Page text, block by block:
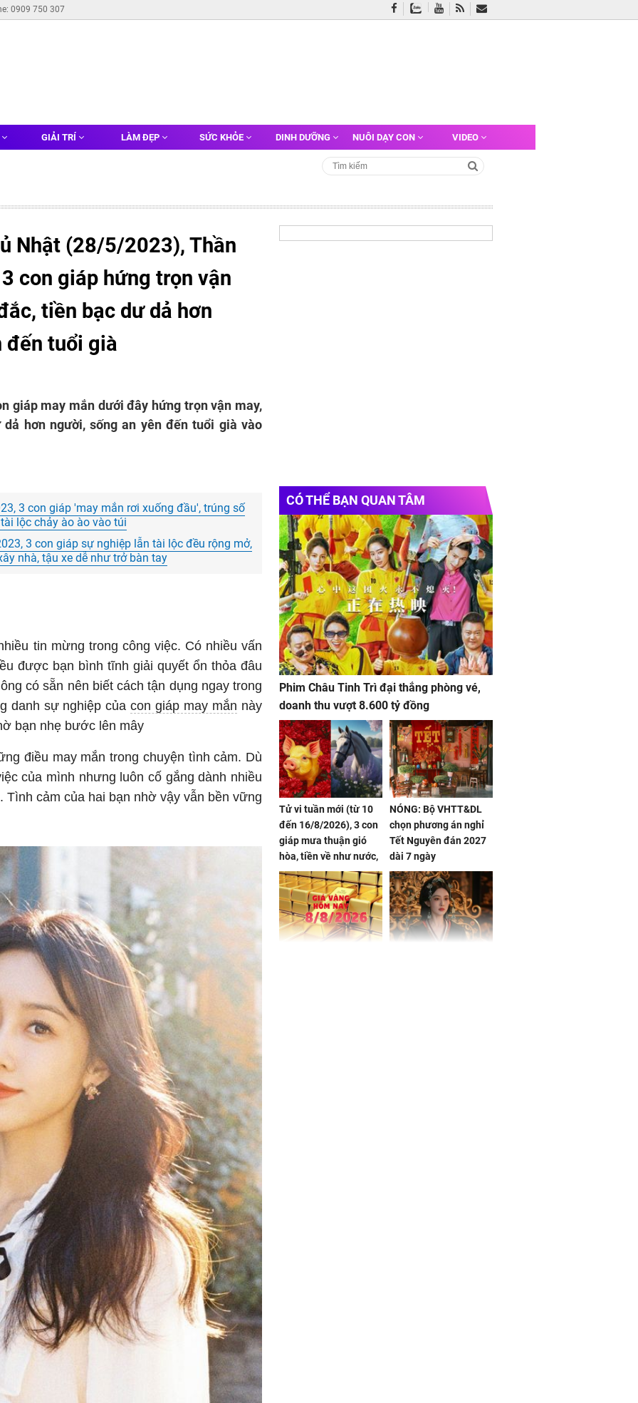
0909 750 307
GIẢI TRÍ LÀM ĐẸP SỨC KHỎE DINH DƯỠNG NUÔI DẠY CON VIDEO
Nhật (28/5/2023), Thần
con giáp hứng trọn vận
tiền bạc dư dả hơn
đến tuổi già
giáp may mắn dưới đây hứng trọn vận may,
hơn người, sống an yên đến tuổi già vào
3 con giáp 'may mắn rơi xuống đầu', trúng số
lộc chảy ào ào vào túi
3 con giáp sự nghiệp lẫn tài lộc đều rộng mở,
nhà, tậu xe dễ như trở bàn tay
tin mừng trong công việc. Có nhiều vấn
được bạn bình tĩnh giải quyết ổn thỏa đâu
có sẵn nên biết cách tận dụng ngay trong
danh sự nghiệp củacon giáp may mắn này
bạn nhẹ bước lên mây
điều may mắn trong chuyện tình cảm. Dù
của mình nhưng luôn cố gắng dành nhiều
Tình cảm của hai bạn nhờ vậy vẫn bền vững
CÓ THỂ BẠN QUAN TÂM
Phim Châu Tinh Trì đại thắng phòng vé,
doanh thu vượt 8.600 tỷ đồng
Tử vi tuần mới (từ 10
đến 16/8/2026), 3 con
giáp mưa thuận gió
hòa, tiền về như nước,
bạc vàng dư dả, Phú
Quý Vinh Hoa, vận
trình khai sáng
NÓNG: Bộ VHTT&DL
chọn phương án nghỉ
Tết Nguyên đán 2027
dài 7 ngày